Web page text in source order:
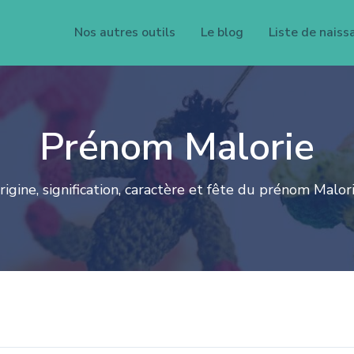
Nos autres outils Le blog Liste de
Prénom Malorie
signification, caractère et fête du prénom